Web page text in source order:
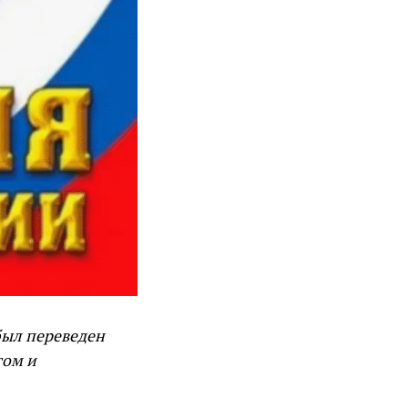
переведен
и